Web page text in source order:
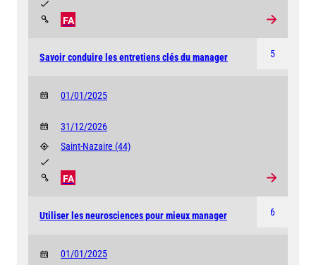
FA
5
Savoir conduire les entretiens clés du manager
01/01/2025
31/12/2026
Saint-Nazaire (44)
FA
6
Utiliser les neurosciences pour mieux manager
01/01/2025